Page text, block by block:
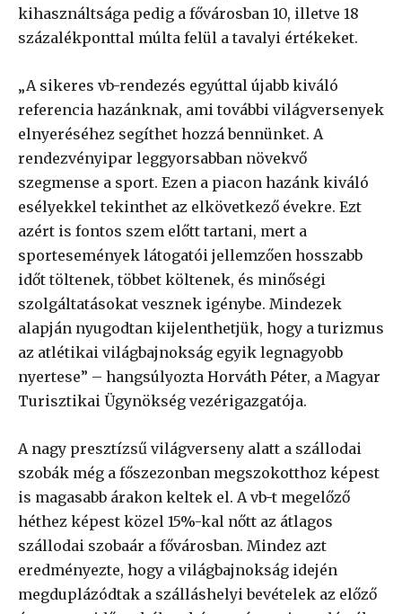
kihasználtsága pedig a fővárosban 10, illetve 18
százalékponttal múlta felül a tavalyi értékeket.
„A sikeres vb-rendezés egyúttal újabb kiváló
referencia hazánknak, ami további világversenyek
elnyeréséhez segíthet hozzá bennünket. A
rendezvényipar leggyorsabban növekvő
szegmense a sport. Ezen a piacon hazánk kiváló
esélyekkel tekinthet az elkövetkező évekre. Ezt
azért is fontos szem előtt tartani, mert a
sportesemények látogatói jellemzően hosszabb
időt töltenek, többet költenek, és minőségi
szolgáltatásokat vesznek igénybe. Mindezek
alapján nyugodtan kijelenthetjük, hogy a turizmus
az atlétikai világbajnokság egyik legnagyobb
nyertese” – hangsúlyozta Horváth Péter, a Magyar
Turisztikai Ügynökség vezérigazgatója.
A nagy presztízsű világverseny alatt a szállodai
szobák még a főszezonban megszokotthoz képest
is magasabb árakon keltek el. A vb-t megelőző
héthez képest közel 15%-kal nőtt az átlagos
szállodai szobaár a fővárosban. Mindez azt
eredményezte, hogy a világbajnokság idején
megduplázódtak a szálláshelyi bevételek az előző